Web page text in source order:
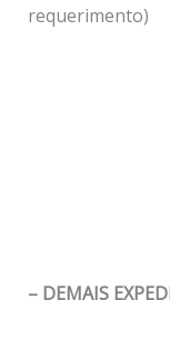
requerimento)
– DEMAIS